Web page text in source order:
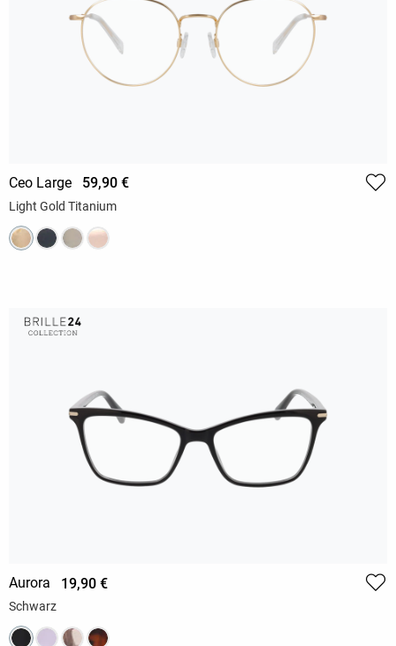
Ceo Large 59,90 €
Light Gold Titanium
Aurora 19,90 €
Schwarz